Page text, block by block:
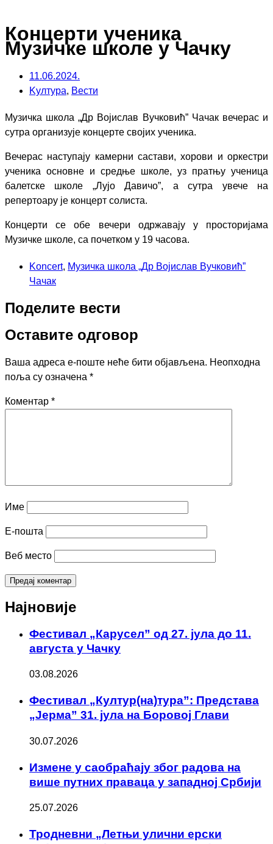
Концерти ученика
Музичке школе у Чачку
11.06.2024.
Kултура, Вести
Музичка школа „Др Војислав Вучковић” Чачак вечерас и
сутра организује концерте својих ученика.
Вечерас наступају камерни састави, хорови и оркестри
ученика основне и средње школе, уз пратњу ученица
балетске школе „Лујо Давичо”, а сутра увече на
репертоару је концерт солиста.
Концерти се обе вечери одржавају у просторијама
Музичке школе, са почетком у 19 часова.
Koncert, Музичка школа „Др Војислав Вучковић”
Чачак
Поделите вести
Оставите одговор
Ваша адреса е-поште неће бити објављена. Неопходна
поља су означена *
Коментар *
Име
Е-пошта
Веб место
Најновије
Фестивал „Карусел” од 27. јула до 11.
августа у Чачку
03.08.2026
Фестивал „Култур(на)тура”: Представа
„Јерма” 31. јула на Боровој Глави
30.07.2026
Измене у саобраћају због радова на
више путних праваца у западној Србији
25.07.2026
Тродневни „Летњи улични ерски